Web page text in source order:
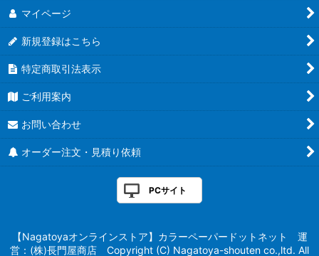
マイページ
新規登録はこちら
特定商取引法表示
ご利用案内
お問い合わせ
オーダー注文・見積り依頼
PCサイト
【Nagatoyaオンラインストア】カラーペーパードットネット 運
営：(株)長門屋商店 Copyright (C) Nagatoya-shouten co.,ltd. All